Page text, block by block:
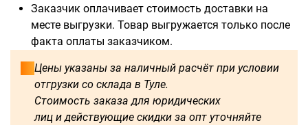
Заказчик оплачивает стоимость доставки на
месте выгрузки. Товар выгружается только после
факта оплаты заказчиком.
Цены указаны за наличный расчёт при условии
отгрузки со склада в Туле.
Стоимость заказа для юридических
лиц и действующие скидки за опт уточняйте